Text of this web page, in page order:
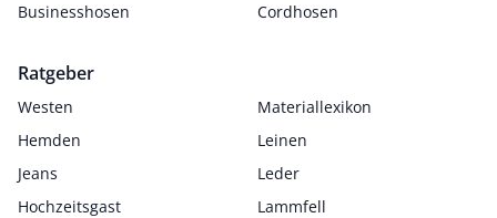
Businesshosen
Cordhosen
Ratgeber
Westen
Materiallexikon
Hemden
Leinen
Jeans
Leder
Hochzeitsgast
Lammfell